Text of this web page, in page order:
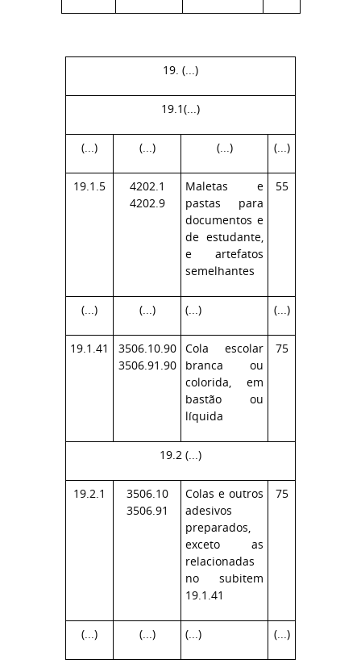
19. (...)
19.1(...)
(...) (...) (...) (...)
19.1.5
4202.1
4202.9
Maletas e
pastas para
documentos e
de estudante,
e artefatos
semelhantes
55
(...) (...) (...) (...)
19.1.41
3506.10.90
3506.91.90
Cola escolar
branca ou
colorida, em
bastão ou
líquida
75
19.2 (...)
19.2.1
3506.10
3506.91
Colas e outros
adesivos
preparados,
exceto as
relacionadas
no subitem
19.1.41
75
(...) (...) (...) (...)